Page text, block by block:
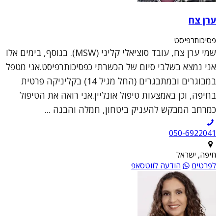
ערן צח
פסיכותרפיסט
שמי ערן צח, עובד סוציאלי קליני (MSW). בנוסף, בימים אלו
אני נמצא בשלבי סיום של הכשרתי כפסיכותרפיסט.אני מטפל
במבוגרים ובמתבגרים (החל מגיל 14) בקליניקה פרטית
בחיפה, וכן באמצעות טיפול אונליין.אני רואה את הטיפול
כמרחב המבקש להעניק ביטחון, חמלה והבנה ...
050-6922041
חיפה, ישראל
לפרטים
הודעה לווטסאפ